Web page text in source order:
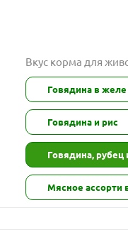
Вкус корма для
Говядина в желе
Говядина и рис
Говядина, рубец
Мясное ассорти